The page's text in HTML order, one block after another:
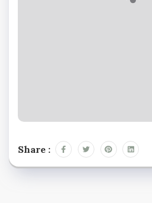
Share :